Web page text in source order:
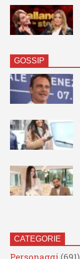
GOSSIP
CATEGORIE
Personaggi (691)